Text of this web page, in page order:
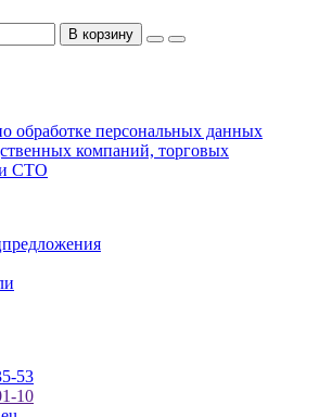
В корзину
обработке персональных данных
компаний, торговых
и СТО
53
10